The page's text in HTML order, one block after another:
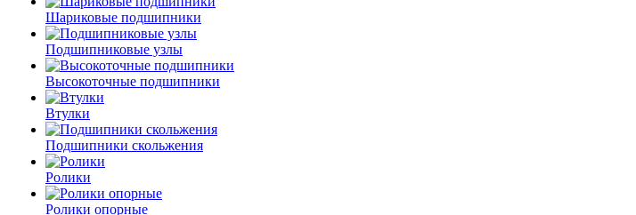
Шариковые подшипники
Подшипниковые узлы
Высокоточные подшипники
Втулки
Подшипники скольжения
Ролики
Ролики опорные